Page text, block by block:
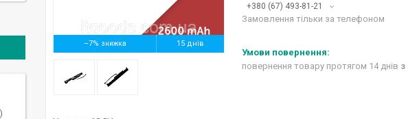
–7% 15 днів
+380 (67) 493-81-21
Замовлення тільки за телефоном
повернення товару протягом 14 днів